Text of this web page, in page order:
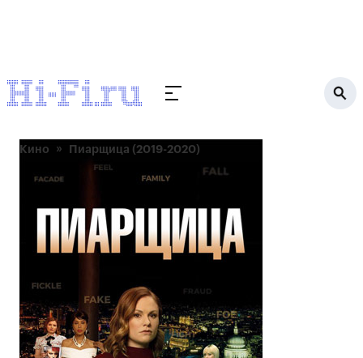
Кино Пиарщица (2019-2020)